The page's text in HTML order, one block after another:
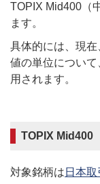
TOPIX Mid400（
ます。
具体的には、現
値の単位につい
用されます。
TOPIX
対象銘柄は 日本